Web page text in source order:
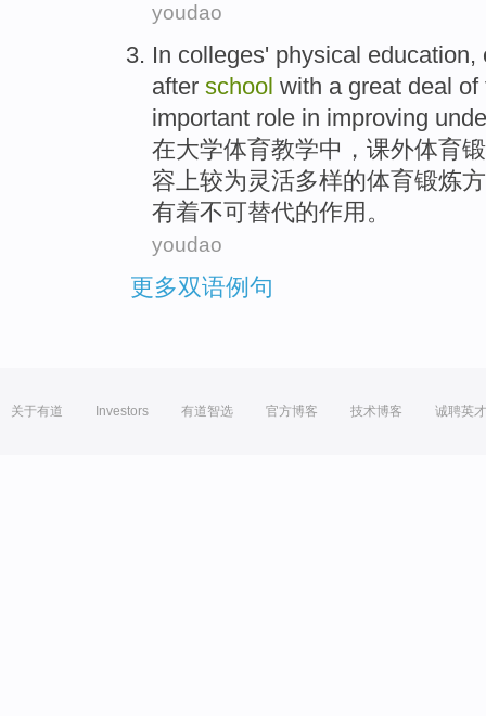
youdao
In colleges' physical education,
after school with agreat deal of
important role in improving
在大学体育教学中，课外体育
容上较为灵活多样的体育锻炼
有着不可替代的作用 。
youdao
更多双语例句
关于有道 Investors 有道智选 官方博客 技术博客 诚聘英才